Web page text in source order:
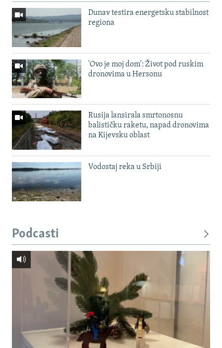
Dunav testira energetsku stabilnost
regiona
'Ovo je moj dom': Život pod ruskim
dronovima u Hersonu
Rusija lansirala smrtonosnu
balističku raketu, napad dronovima
na Kijevsku oblast
Vodostaj reka u Srbiji
Podcasti